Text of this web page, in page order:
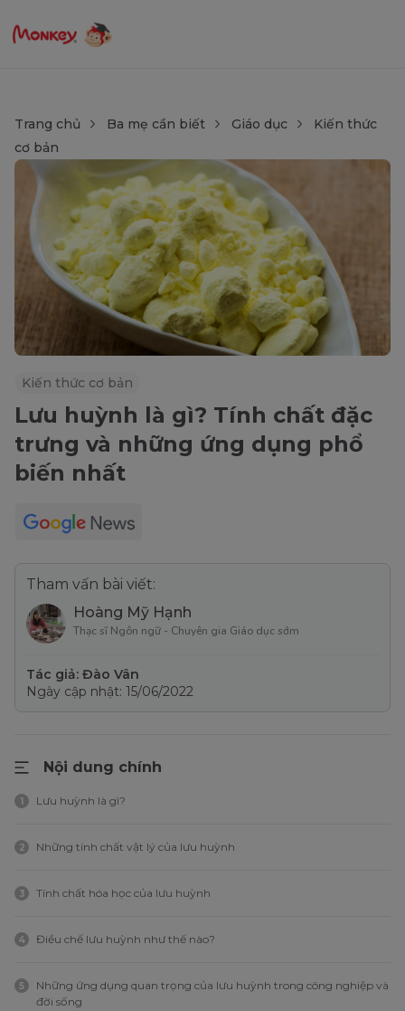
Trang chủ Ba mẹ cần biết Giáo dục
Kiến thức
cơ bản
Kiến thức cơ bản
Lưu huỳnh là gì? Tính chất đặc
trưng và những ứng dụng phổ
biến nhất
Tham vấn bài viết:
Hoàng Mỹ Hạnh
Thạc sĩ Ngôn ngữ - Chuyên gia Giáo dục sớm
Tác giả: Đào Vân
Ngày cập nhật: 15/06/2022
Nội dung chính
1 Lưu huỳnh là gì?
2 Những tính chất vật lý của lưu huỳnh
3 Tính chất hóa học của lưu huỳnh
4 Điều chế lưu huỳnh như thế nào?
5
Những ứng dụng quan trọng của lưu huỳnh trong công nghiệp và
đời sống